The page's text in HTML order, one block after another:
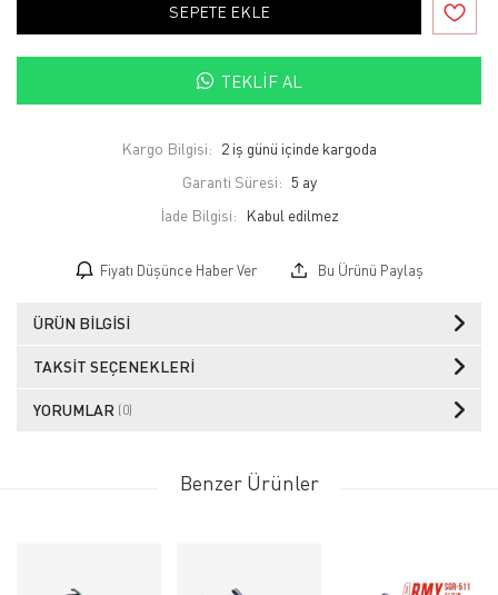
SEPETE EKLE
TEKLIF AL
Kargo Bilgisi: 2 iş günü içinde kargoda
Garanti Süresi: 5 ay
İade Bilgisi:
Fiyatı Düşünce Haber Ver Bu Ürünü Paylaş
ÜRÜN BILGISI
TAKSIT SEÇENEKLERI
YORUMLAR (0)
Benzer Ürünler